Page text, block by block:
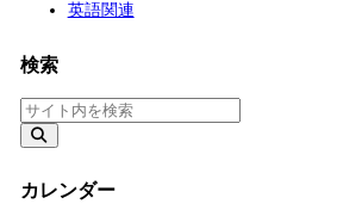
英語関連
検索
カレンダー